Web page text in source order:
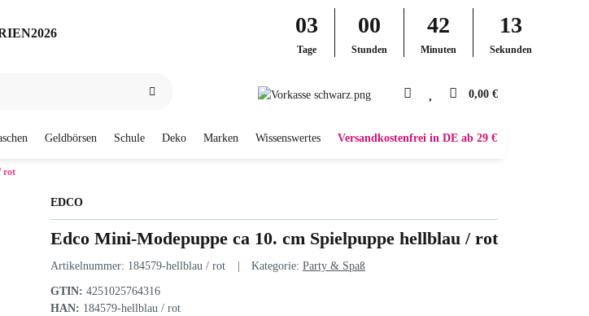
03
Tage
00
Stunden
42
Minuten
12
Sekunden
0,00 €
Geldbörsen Schule Deko Marken Wissenswertes Versandkostenfrei in DE ab 29 €
rot
EDCO
Edco Mini-Modepuppe ca 10. cm Spielpuppe hellblau / rot
Artikelnummer: 184579-hellblau / rot Kategorie: Party & Spaß
GTIN: 4251025764316
HAN: 184579-hellblau / rot